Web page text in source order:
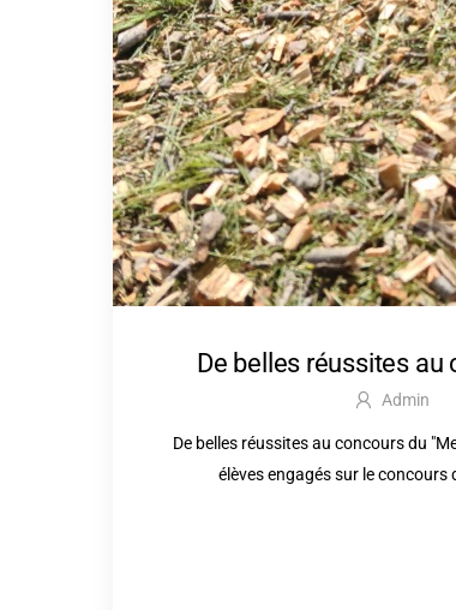
De belles réussites
Admin
De belles réussites au concours du
élèves engagés sur le concours